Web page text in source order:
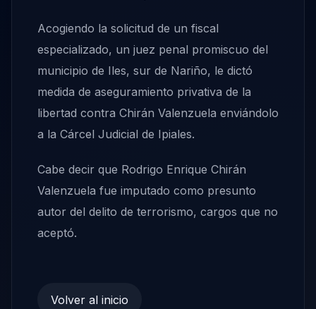
Acogiendo la solicitud de un fiscal
especializado, un juez penal promiscuo del
municipio de Iles, sur de Nariño, le dictó
medida de aseguramiento privativa de la
libertad contra Chirán Valenzuela enviándolo
a la Cárcel Judicial de Ipiales.
Cabe decir que Rodrigo Enrique Chirán
Valenzuela fue imputado como presunto
autor del delito de terrorismo, cargos que no
aceptó.
Volver al inicio